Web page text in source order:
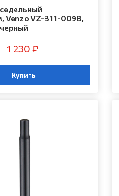
Venzo VZ-B11-009B,
1 230 ₽
Купить